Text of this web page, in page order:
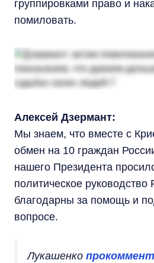
группировками право и
помиловать.
Алексей Дзермант:
Мы знаем, что вместе с
обмен на 10 граждан
нашего Президента
политическое руководство
благодарны за помощь и
вопросе.
Лукашенко